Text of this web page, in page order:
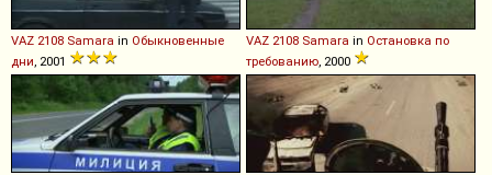
VAZ 2108 Samara in Обыкновенные
дни, 2001
VAZ 2108 Samara in Остановка по
требованию, 2000